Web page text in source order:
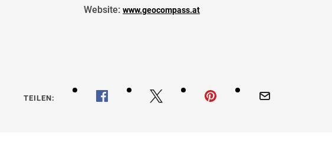
Website: www.geocompass.at
TEILEN: